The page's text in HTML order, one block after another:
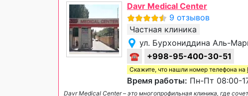
Davr Medical Center
9 отзывов
Частная клиника
ул. Бурхониддина Аль-
☎
+998-95-400-30-51
Скажите, что нашли номер телефона на
Время работы: Пн-Пт 08:00-
Davr Medical Center – это многопрофильная клиника, где